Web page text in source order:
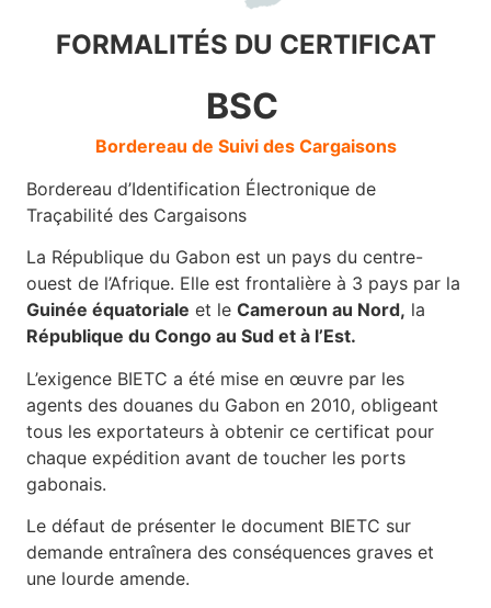
FORMALITÉS DU CERTIFICAT
BSC
Bordereau de Suivi des Cargaisons
Bordereau d’Identification Électronique de
Traçabilité des Cargaisons
La République du Gabon est un pays du centre-
ouest de l’Afrique. Elle est frontalière à 3 pays par la
Guinée équatoriale et leCameroun au Nord, la
République du Congo au Sud et à l’Est.
L’exigence BIETC a été mise en œuvre par les
agents des douanes du Gabon en 2010, obligeant
tous les exportateurs à obtenir ce certificat pour
chaque expédition avant de toucher les ports
gabonais.
Le défaut de présenter le document BIETC sur
demande entraînera des conséquences graves et
une lourde amende.